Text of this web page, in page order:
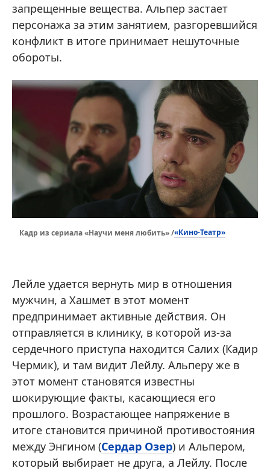
запрещенные вещества. Альпер застает
персонажа за этим занятием, разгоревшийся
конфликт в итоге принимает нешуточные
обороты.
Кадр из сериала «Научи меня любить» /«Кино-Театр»
Лейле удается вернуть мир в отношения
мужчин, а Хашмет в этот момент
предпринимает активные действия. Он
отправляется в клинику, в которой из-за
сердечного приступа находится Салих (Кадир
Чермик), и там видит Лейлу. Альперу же в
этот момент становятся известны
шокирующие факты, касающиеся его
прошлого. Возрастающее напряжение в
итоге становится причиной противостояния
между Энгином (Сердар Озер) и Альпером,
который выбирает не друга, а Лейлу. После